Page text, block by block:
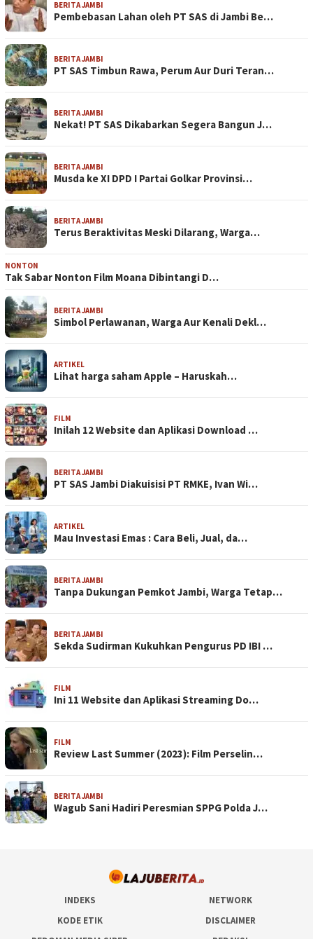
BERITA JAMBI
Pembebasan Lahan oleh PT SAS di Jambi Be…
BERITA JAMBI
PT SAS Timbun Rawa, Perum Aur Duri Teran…
BERITA JAMBI
Nekat! PT SAS Dikabarkan Segera Bangun J…
BERITA JAMBI
Musda ke XI DPD I Partai Golkar Provinsi…
BERITA JAMBI
Terus Beraktivitas Meski Dilarang, Warga…
NONTON
Tak Sabar Nonton Film Moana Dibintangi D…
BERITA JAMBI
Simbol Perlawanan, Warga Aur Kenali Dekl…
ARTIKEL
Lihat harga saham Apple – Haruskah…
FILM
Inilah 12 Website dan Aplikasi Download …
BERITA JAMBI
PT SAS Jambi Diakuisisi PT RMKE, Ivan Wi…
ARTIKEL
Mau Investasi Emas : Cara Beli, Jual, da…
BERITA JAMBI
Tanpa Dukungan Pemkot Jambi, Warga Tetap…
BERITA JAMBI
Sekda Sudirman Kukuhkan Pengurus PD IBI …
FILM
Ini 11 Website dan Aplikasi Streaming Do…
FILM
Review Last Summer (2023): Film Perselin…
BERITA JAMBI
Wagub Sani Hadiri Peresmian SPPG Polda J…
INDEKS
NETWORK
KODE ETIK
DISCLAIMER